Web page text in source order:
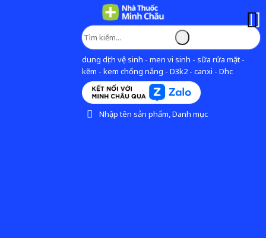
dung dịch vệ sinh - men vi sinh - sữa rửa mặt -
kẽm - kem chống nắng - D3k2 - canxi - Dhc
Nhập tên sản phẩm, Danh mục